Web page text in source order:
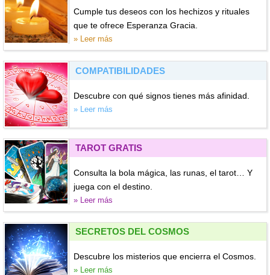
Cumple tus deseos con los hechizos y rituales
que te ofrece Esperanza Gracia.
» Leer más
COMPATIBILIDADES
Descubre con qué signos tienes más afinidad.
» Leer más
TAROT GRATIS
Consulta la bola mágica, las runas, el tarot… Y
juega con el destino.
» Leer más
SECRETOS DEL COSMOS
Descubre los misterios que encierra el Cosmos.
» Leer más